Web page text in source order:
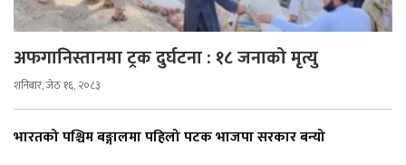
अफगानिस्तानमा ट्रक दुर्घटना : १८ जनाको मृत्यु
शनिबार, जेठ १६, २०८३
भारतको पश्चिम बङ्गालमा पहिलो पटक भाजपा सरकार बन्यो